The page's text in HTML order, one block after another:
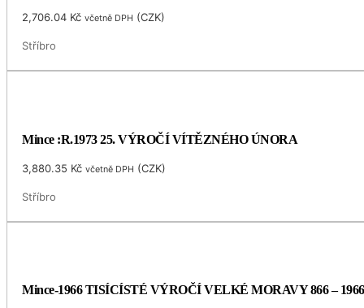
2,706.04 Kč včetně DPH (CZK)
Stříbro
Mince :R.1973 25. VÝROČÍ VÍTĚZNÉHO ÚNORA
3,880.35 Kč včetně DPH (CZK)
Stříbro
Mince-1966 TISÍCÍSTÉ VÝROČÍ VELKÉ MORAVY 866 – 1966